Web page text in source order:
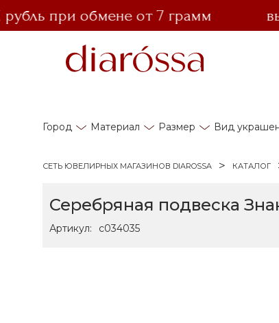
при обмене от 7 грамм
Город Материал Размер Вид
СЕТЬ ЮВЕЛИРНЫХ МАГАЗИНОВ DIAROSSA КАТАЛОГ
Серебряная подвеска
Артикул: с034035